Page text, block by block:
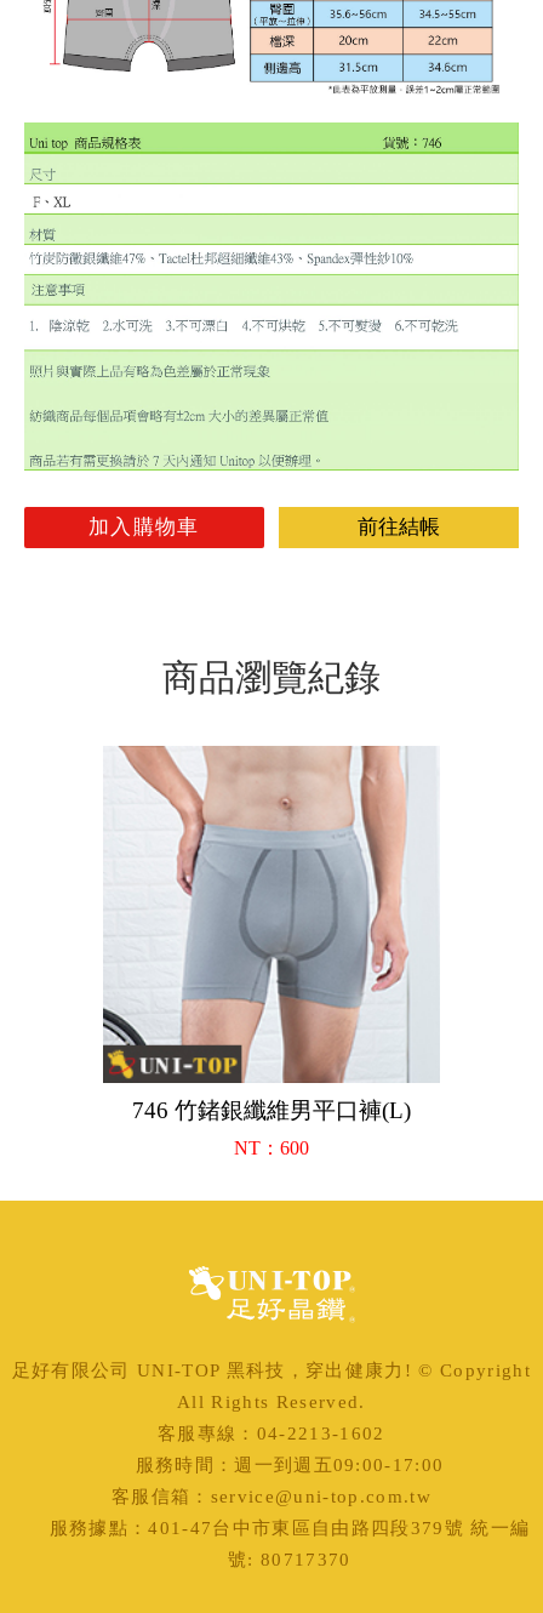
加入購物車 前往結帳
商品瀏覽紀錄
746 竹鍺銀纖維男平口褲(L)
NT：600
足好有限公司 UNI-TOP 黑科技，穿出健康力! © Copyright
All Rights Reserved.
客服專線：04-2213-1602
服務時間：週一到週五09:00-17:00
客服信箱：service@uni-top.com.tw
服務據點：401-47台中市東區自由路四段379號 統一編
號: 80717370